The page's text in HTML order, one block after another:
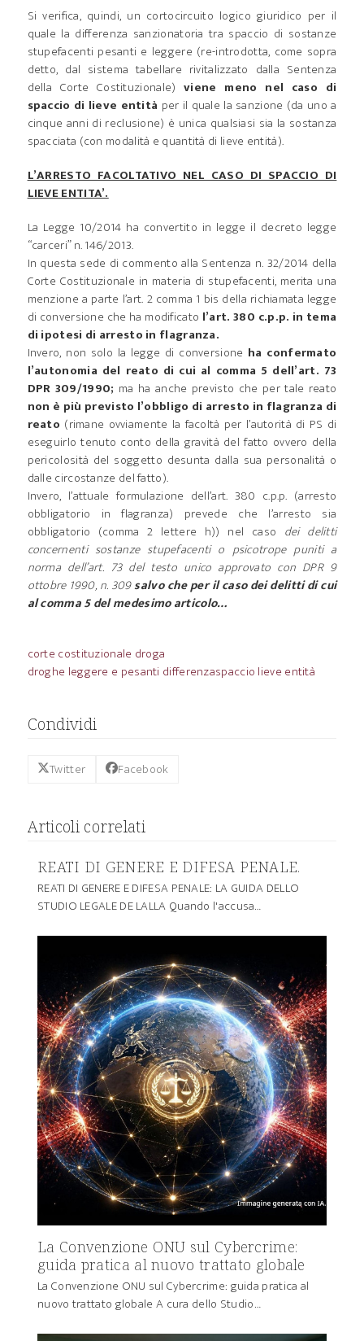
Si verifica, quindi, un cortocircuito logico giuridico per il
quale la differenza sanzionatoria tra spaccio di sostanze
stupefacenti pesanti e leggere (re-introdotta, come sopra
detto, dal sistema tabellare rivitalizzato dalla Sentenza
della Corte Costituzionale)viene meno nel caso di
spaccio di lieve entità per il quale la sanzione (da uno a
cinque anni di reclusione) è unica qualsiasi sia la sostanza
spacciata (con modalità e quantità di lieve entità).
L’ARRESTO FACOLTATIVO NEL CASO DI SPACCIO DI
LIEVE ENTITA’.
La Legge 10/2014 ha convertito in legge il decreto legge
“carceri” n. 146/2013.
In questa sede di commento alla Sentenza n. 32/2014 della
Corte Costituzionale in materia di stupefacenti, merita una
menzione a parte l’art. 2 comma 1 bis della richiamata legge
di conversione che ha modificato l’art. 380 c.p.p. in tema
di ipotesi di arresto in flagranza.
Invero, non solo la legge di conversione ha confermato
l’autonomia del reato di cui al comma 5 dell’art. 73
DPR 309/1990; ma ha anche previsto che per tale reato
non è più previsto l’obbligo di arresto in flagranza di
reato (rimane ovviamente la facoltà per l’autorità di PS di
eseguirlo tenuto conto della gravità del fatto ovvero della
pericolosità del soggetto desunta dalla sua personalità o
dalle circostanze del fatto).
Invero, l’attuale formulazione dell’art. 380 c.p.p. (arresto
obbligatorio in flagranza) prevede che l’arresto sia
obbligatorio (comma 2 lettere h)) nel caso dei delitti
concernenti sostanze stupefacenti o psicotrope puniti a
norma dell’art. 73 del testo unico approvato con DPR 9
ottobre 1990, n. 309salvo che per il caso dei delitti di cui
al comma 5 del medesimo articolo…
corte costituzionale droga
droghe leggere e pesanti differenzaspaccio lieve entità
Condividi
Twitter Facebook
Articoli correlati
REATI DI GENERE E DIFESA PENALE.
REATI DI GENERE E DIFESA PENALE: LA GUIDA DELLO
STUDIO LEGALE DE LALLA Quando l'accusa…
La Convenzione ONU sul Cybercrime:
guida pratica al nuovo trattato globale
La Convenzione ONU sul Cybercrime: guida pratica al
nuovo trattato globale A cura dello Studio…